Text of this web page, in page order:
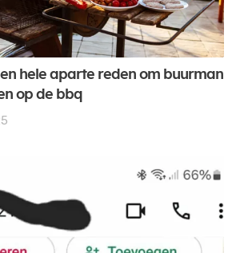
hele aparte reden om buurman
op de bbq